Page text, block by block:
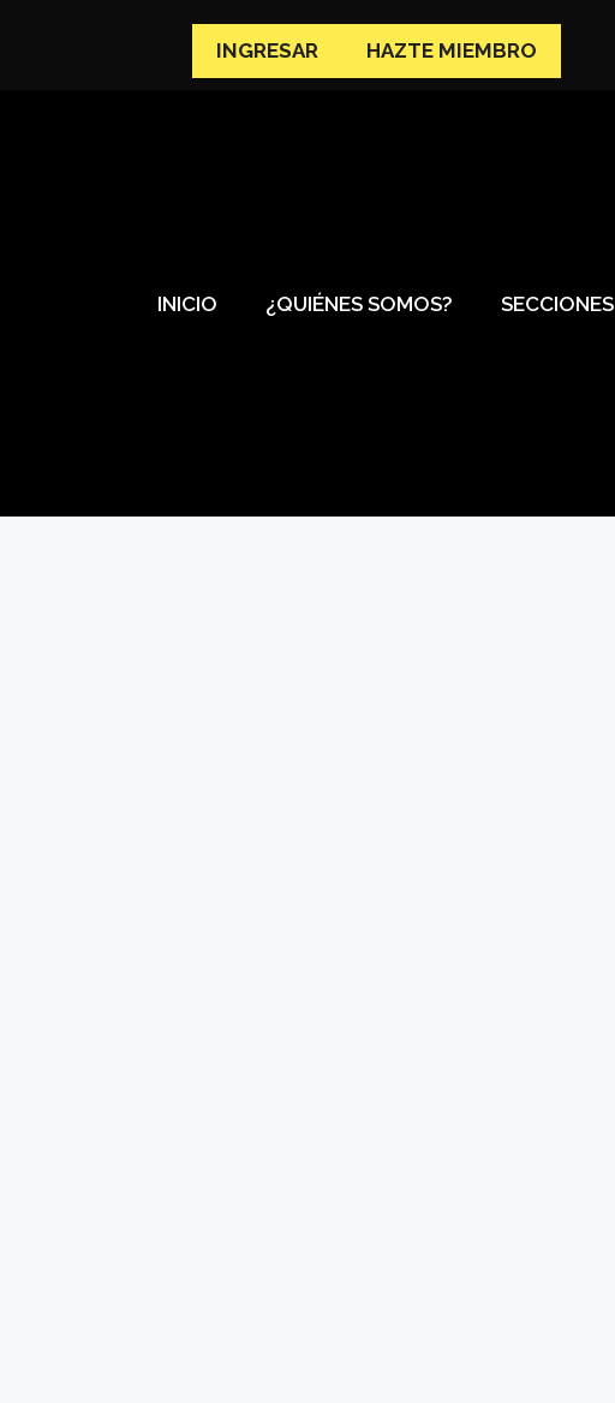
INGRESAR HAZTE MIEMBRO
INICIO ¿QUIÉNES SOMOS? SECCIONES